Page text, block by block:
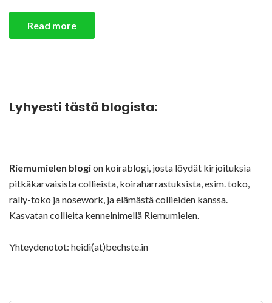
Read more
Lyhyesti tästä blogista:
Riemumielen blogion koirablogi, josta löydät kirjoituksia
pitkäkarvaisista collieista, koiraharrastuksista, esim. toko,
rally-toko ja nosework, ja elämästä collieiden kanssa.
Kasvatan collieita kennelnimellä Riemumielen.
Yhteydenotot: heidi(at)bechste.in